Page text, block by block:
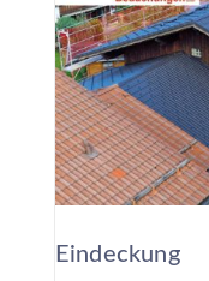
Eindeckung